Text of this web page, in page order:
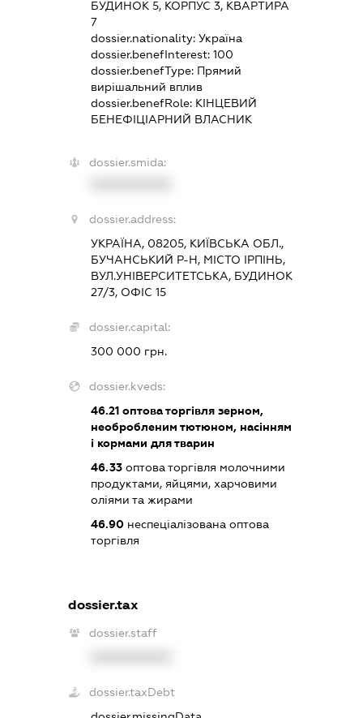
БУДИНОК 5, КОРПУС 3, КВАРТИРА
7
dossier.nationality:Україна
dossier.benefInterest:100
dossier.benefType: Прямий
вирішальний вплив
dossier.benefRole: КІНЦЕВИЙ
БЕНЕФІЦІАРНИЙ ВЛАСНИК
dossier.smida:
dossier.address:
УКРАЇНА, 08205, КИЇВСЬКА ОБЛ.,
БУЧАНСЬКИЙ Р-Н, МІСТО ІРПІНЬ,
ВУЛ.УНІВЕРСИТЕТСЬКА, БУДИНОК
27/3, ОФІС 15
dossier.capital:
300 000 грн.
dossier.kveds:
46.21 оптова торгівля зерном,
необробленим тютюном, насінням
і кормами для тварин
46.33 оптова торгівля молочними
продуктами, яйцями, харчовими
оліями та жирами
46.90 неспеціалізована оптова
торгівля
dossier.tax
dossier.staff
dossier.taxDebt